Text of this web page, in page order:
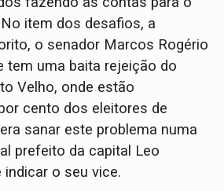
item dos desafios, a
o senador Marcos Rogério
tem uma baita rejeição do
Velho, onde estão
cento dos eleitores de
sanar este problema numa
prefeito da capital Leo
indicar o seu vice.